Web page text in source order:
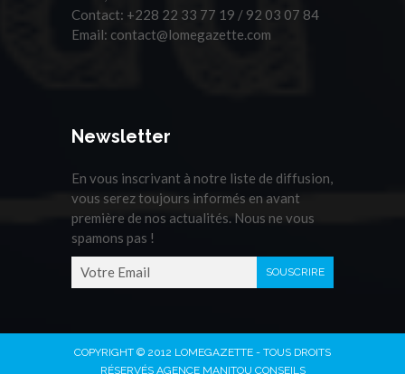
Contact: +228 22 33 77 19 / 92 03 07 84
Email: contact@lomegazette.com
Newsletter
En vous inscrivant à notre liste de diffusion,
vous serez toujours informés en avant
première de nos actualités. Nous ne vous
spamons pas !
COPYRIGHT © 2012 LOMEGAZETTE - TOUS DROITS
RÉSERVÉS AGENCE MANITOU CONSEILS